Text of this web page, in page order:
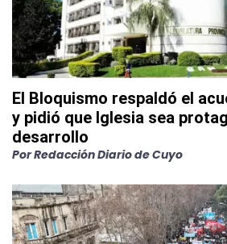
El Bloquismo respaldó el
y pidió que Iglesia sea
desarrollo
PorRedacción Diario de Cuyo